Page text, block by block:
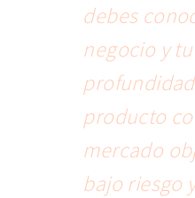
debes
negocio y
producto
mercado
bajo riesgo